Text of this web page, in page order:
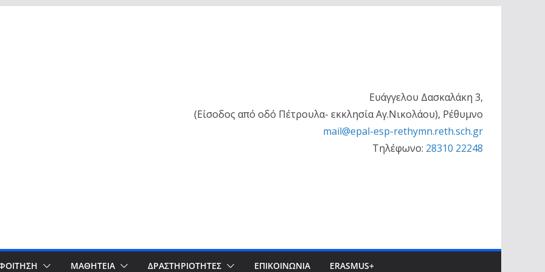
Ευάγγελου Δασκαλάκη 3,
(Είσοδος από οδό Πέτρουλα- εκκλησία Αγ.Νικολάου), Ρέθυμνο
mail@epal-esp-rethymn.reth.sch.gr
Τηλέφωνο: 28310 22248
ΜΑΘΗΤΕΙΑ ΔΡΑΣΤΗΡΙΌΤΗΤΕΣ ΕΠΙΚΟΙΝΩΝΊΑ ERASMUS+